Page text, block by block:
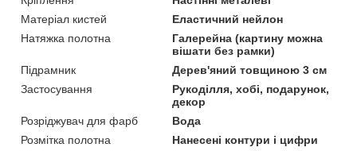
Матеріал кистей
Еластичний нейлон
Натяжка полотна
Галерейна (картину можна
вішати без рамки)
Підрамник
Дерев'яний товщиною 3 см
Застосування
Рукоділля, хобі, подарунок,
декор
Розріджувач для фарб
Вода
Розмітка полотна
Нанесені контури і цифри